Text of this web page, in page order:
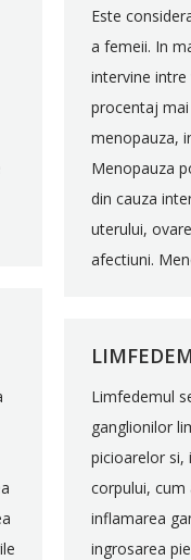
Este
a femeii. In
intervine
procentaj
menopauza,
Menopauza
din cauza
uterului,
afectiuni.
Limfedemul
ganglionilor
picioarelor si,
corpului, cum
inflamarea
ingrosarea